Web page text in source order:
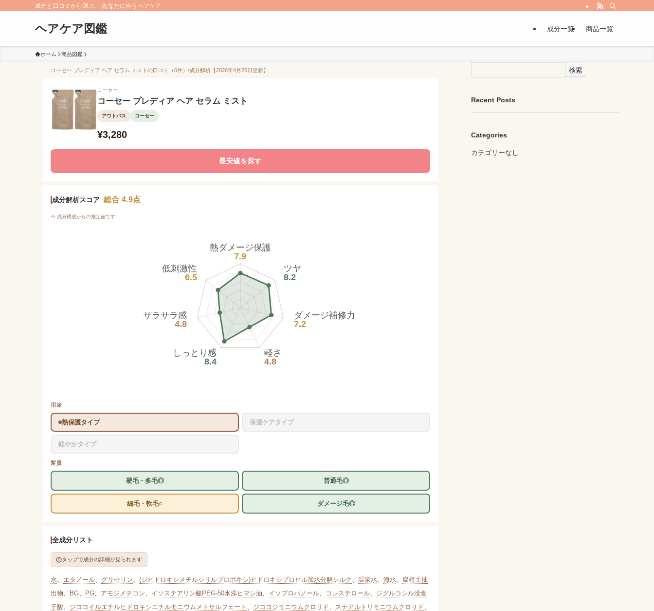
成分と口コミから選ぶ、 あなたに合うヘアケア
ヘアケア図鑑 成分一覧 商品一覧
ホーム 商品図鑑
コーセー プレディア ヘア セラム ミストの口コミ（0件）/成分解析【2026年4月26日更新】
コーセー
コーセー プレディア ヘア セラム ミスト
アウトバス コーセー
¥3,280
最安値を探す
成分解析スコア 総合 4.9点
※ 成分構成からの推定値です
熱ダメージ保護
7.9
ツヤ
8.2
ダメージ補修力
7.2
軽さ
4.8
しっとり感
8.4
サラサラ感
4.8
低刺激性
6.5
用途
熱保護タイプ 保湿ケアタイプ
軽やかタイプ
髪質
硬毛・多毛◎ 普通毛◎
細毛・軟毛○ ダメージ毛◎
全成分リスト
タップで成分の詳細が見られます
水、 エタノール、 グリセリン、 (ジヒドロキシメチルシリルプロポキシ)ヒドロキシプロピル加水分解シルク 、 温泉水、 海水、 腐植土抽
出物、 BG、 PG、 アモジメチコン、 イソステアリン酸PEG-50水添ヒマシ油、 イソプロパノール、 コレステロール、 ジグルコシル没食
子酸、 ジココイルエチルヒドロキシエチルモニウムメトサルフェート 、 ジココジモニウムクロリド、 ステアルトリモニウムクロリド、
検索
Recent Posts
Categories
カテゴリーなし